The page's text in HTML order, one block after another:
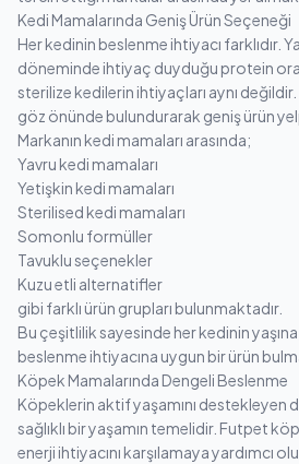
Kedi Mamalarında Geniş Ürün Seçeneği
Her kedinin beslenme ihtiyacı farklıdır.
döneminde ihtiyaç duyduğu protein
sterilize kedilerin ihtiyaçları aynı değildir.
göz önünde bulundurarak geniş ürün
Markanın kedi mamaları arasında;
Yavru kedi mamaları
Yetişkin kedi mamaları
Sterilised kedi mamaları
Somonlu formüller
Tavuklu seçenekler
Kuzu etli alternatifler
gibi farklı ürün grupları bulunmaktadır.
Bu çeşitlilik sayesinde her kedinin
beslenme ihtiyacına uygun bir ürün
Köpek Mamalarında Dengeli Beslenme
Köpeklerin aktif yaşamını destekleyen
sağlıklı bir yaşamın temelidir. Futpet
enerji ihtiyacını karşılamaya yardımcı